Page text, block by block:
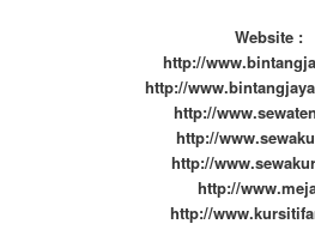
Website :
http://
http://
http://
http://
http://
http://
http://